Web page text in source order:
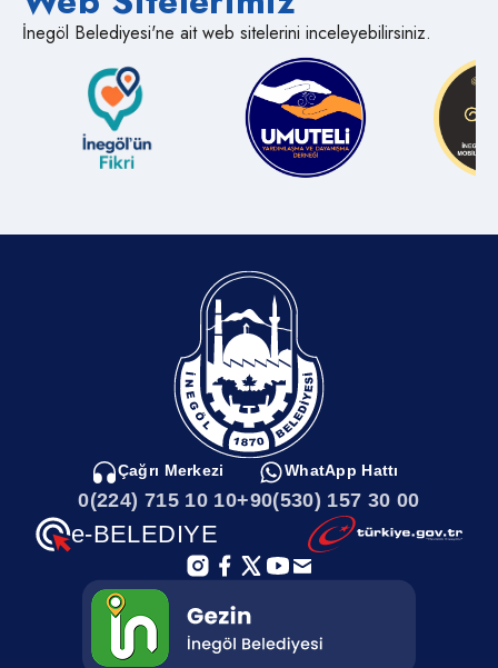
İnegöl Belediyesi'ne ait web sitelerini inceleyebilirsiniz.
Çağrı Merkezi
0(224) 715 10 10
WhatApp Hattı
+90(530) 157 30 00
e-BELEDIYE